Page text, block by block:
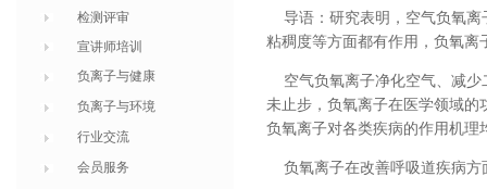
检测评审
宣讲师培训
负离子与健康
负离子与环境
行业交流
会员服务
导语：研究表明，空气负氧离
粘稠度等方面都有作用，负氧离
空气负氧离子净化空气、减少
未止步，负氧离子在医学领域的
负氧离子对各类疾病的作用机理
负氧离子在改善呼吸道疾病方